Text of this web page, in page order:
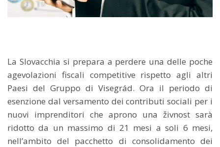
La Slovacchia si prepara a perdere una delle poche
agevolazioni fiscali competitive rispetto agli altri
Paesi del Gruppo di Visegrád. Ora il periodo di
esenzione dal versamento dei contributi sociali per i
nuovi imprenditori che aprono una živnost sarà
ridotto da un massimo di 21 mesi a soli 6 mesi,
nell’ambito del pacchetto di consolidamento dei